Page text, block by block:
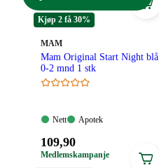
Kjøp 2 få 30%
MERKE
MAM
Mam Original Start Night blå
0-2 mnd 1 stk
Nett:
Nett
Apotek:
Apotek
Pris:
109,90
109,90
Medlemskampanje